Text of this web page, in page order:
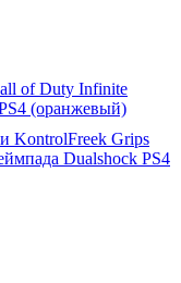
of Duty Infinite
(оранжевый)
KontrolFreek Grips
Dualshock PS4